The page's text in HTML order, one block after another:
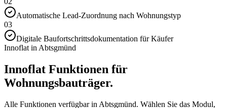
Automatische Lead-Zuordnung nach Wohnungstyp
03
Digitale Baufortschrittsdokumentation für Käufer
Innoflat in Abtsgmünd
Innoflat Funktionen für
Wohnungsbauträger.
Alle Funktionen verfügbar in Abtsgmünd. Wählen Sie das Modul,